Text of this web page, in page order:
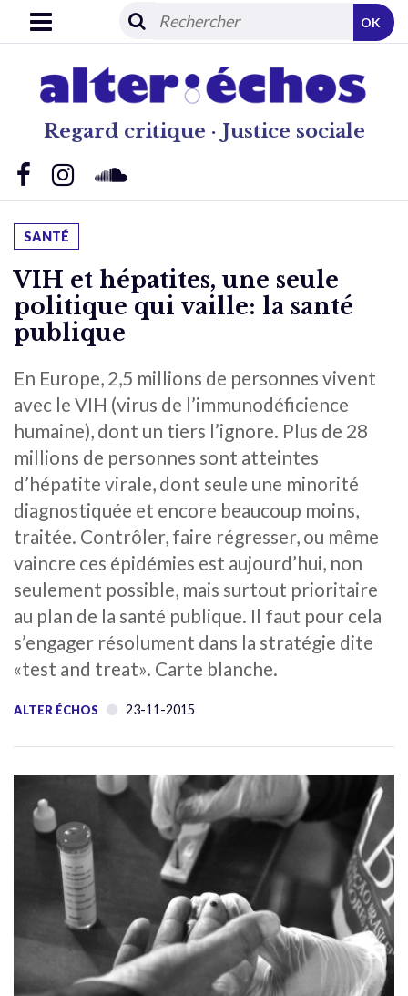
Regard critique · Justice sociale
OK
SANTÉ
VIH et hépatites, une seule
politique qui vaille: la santé
publique
En Europe, 2,5 millions de personnes vivent
avec le VIH (virus de l’immunodéficience
humaine), dont un tiers l’ignore. Plus de 28
millions de personnes sont atteintes
d’hépatite virale, dont seule une minorité
diagnostiquée et encore beaucoup moins,
traitée. Contrôler, faire régresser, ou même
vaincre ces épidémies est aujourd’hui, non
seulement possible, mais surtout prioritaire
au plan de la santé publique. Il faut pour cela
s’engager résolument dans la stratégie dite
«test and treat». Carte blanche.
ALTER ÉCHOS 23-11-2015